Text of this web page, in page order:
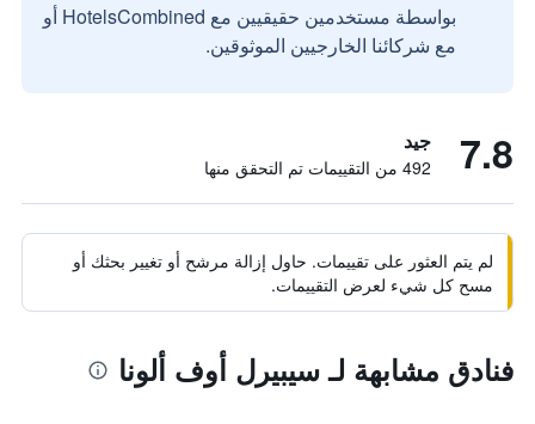
بواسطة مستخدمين حقيقيين مع HotelsCombined أو
مع شركائنا الخارجيين الموثوقين.
7.8 جيد
492 من التقييمات تم التحقق منها
لم يتم العثور على تقييمات. حاول إزالة مرشح أو تغيير بحثك أو
مسح كل شيء لعرض التقييمات.
فنادق مشابهة لـ سيبيرل أوف ألونا